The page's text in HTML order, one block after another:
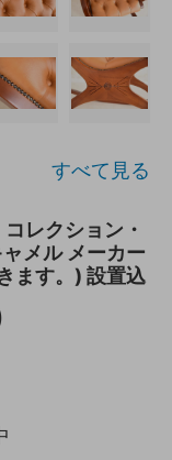
すべて見る
レクション・
メル メーカー
ます。) 設置込